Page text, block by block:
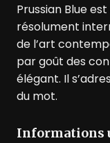
Prussian Blue
résolument
de l’art
par goût des
élégant. Il
du mot.
Informations